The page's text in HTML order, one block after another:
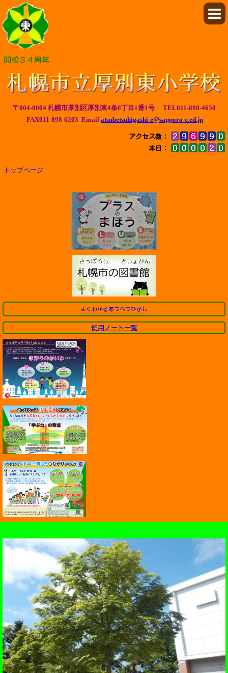
開校３４周年
〒004-0004 札幌市厚別区厚別東4条8丁目1番1号 TEL011-898-4650
FAX011-898-6203 Email atsubetsuhigashi-e@sapporo-c.ed.jp
アクセス数：
本日：
トップページ
よくわかるあつべつひがし
使用ノート一覧